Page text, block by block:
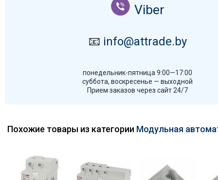
Viber
📧 info@attrade.by
понедельник-пятница 9:00—17:00
суббота, воскресенье — выходной
Прием заказов через сайт 24/7
Похожие товары из категории Модульная